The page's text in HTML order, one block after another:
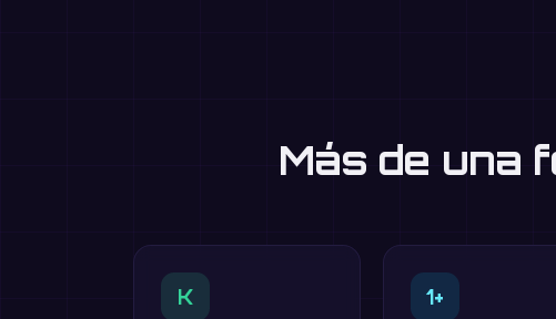
Más de una
K 1+